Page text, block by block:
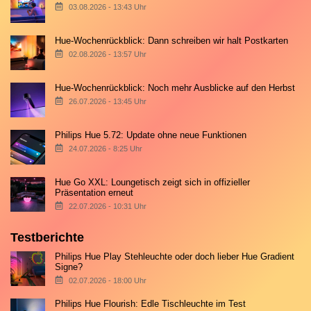
03.08.2026 - 13:43 Uhr
Hue-Wochenrückblick: Dann schreiben wir halt Postkarten
02.08.2026 - 13:57 Uhr
Hue-Wochenrückblick: Noch mehr Ausblicke auf den Herbst
26.07.2026 - 13:45 Uhr
Philips Hue 5.72: Update ohne neue Funktionen
24.07.2026 - 8:25 Uhr
Hue Go XXL: Loungetisch zeigt sich in offizieller
Präsentation erneut
22.07.2026 - 10:31 Uhr
Testberichte
Philips Hue Play Stehleuchte oder doch lieber Hue Gradient
Signe?
02.07.2026 - 18:00 Uhr
Philips Hue Flourish: Edle Tischleuchte im Test